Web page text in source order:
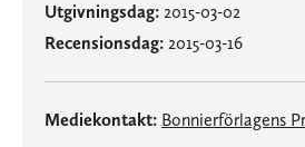
Utgivningsdag: 2015-03-02
Recensionsdag: 2015-03-16
Mediekontakt: Bonnierförlagens